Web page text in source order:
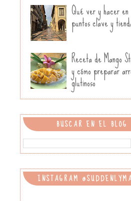
Qué ver y hacer
puntos clave y
Receta de Mango
y cómo preparar
glutinoso
BUSCAR EN EL BLOG
INSTAGRAM